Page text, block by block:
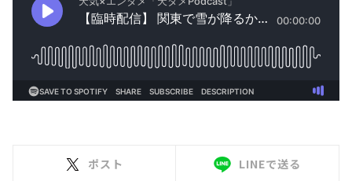
ポスト LINEで送る